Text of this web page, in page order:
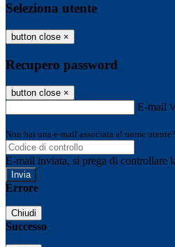
Seleziona utente
button close ×
Recupero password
button close ×
E-mail
Non hai una e-mail associata al nome
E-mail inviata, si prega di controllare
Errore
Chiudi
Successo